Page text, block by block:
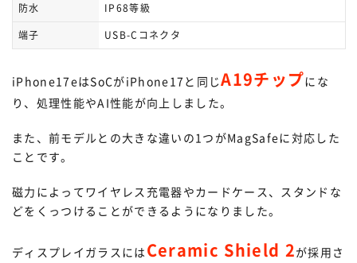
防水
IP68等級
端子
USB-Cコネクタ
iPhone17eはSoCがiPhone17と同じA19チップにな
り、処理性能やAI性能が向上しました。
また、前モデルとの大きな違いの1つがMagSafeに対応した
ことです。
磁力によってワイヤレス充電器やカードケース、スタンドな
どをくっつけることができるようになりました。
ディスプレイガラスには Ceramic Shield 2が採用さ